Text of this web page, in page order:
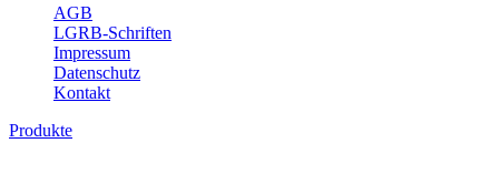
AGB
LGRB-Schriften
Impressum
Datenschutz
Kontakt
Produkte